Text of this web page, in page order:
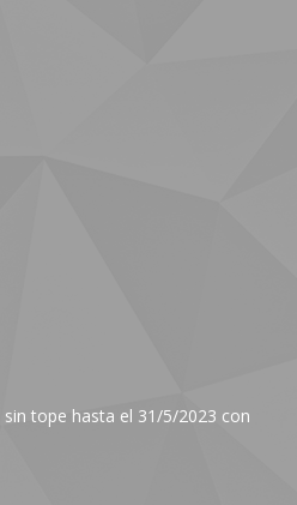
tope hasta el 31/5/2023 con